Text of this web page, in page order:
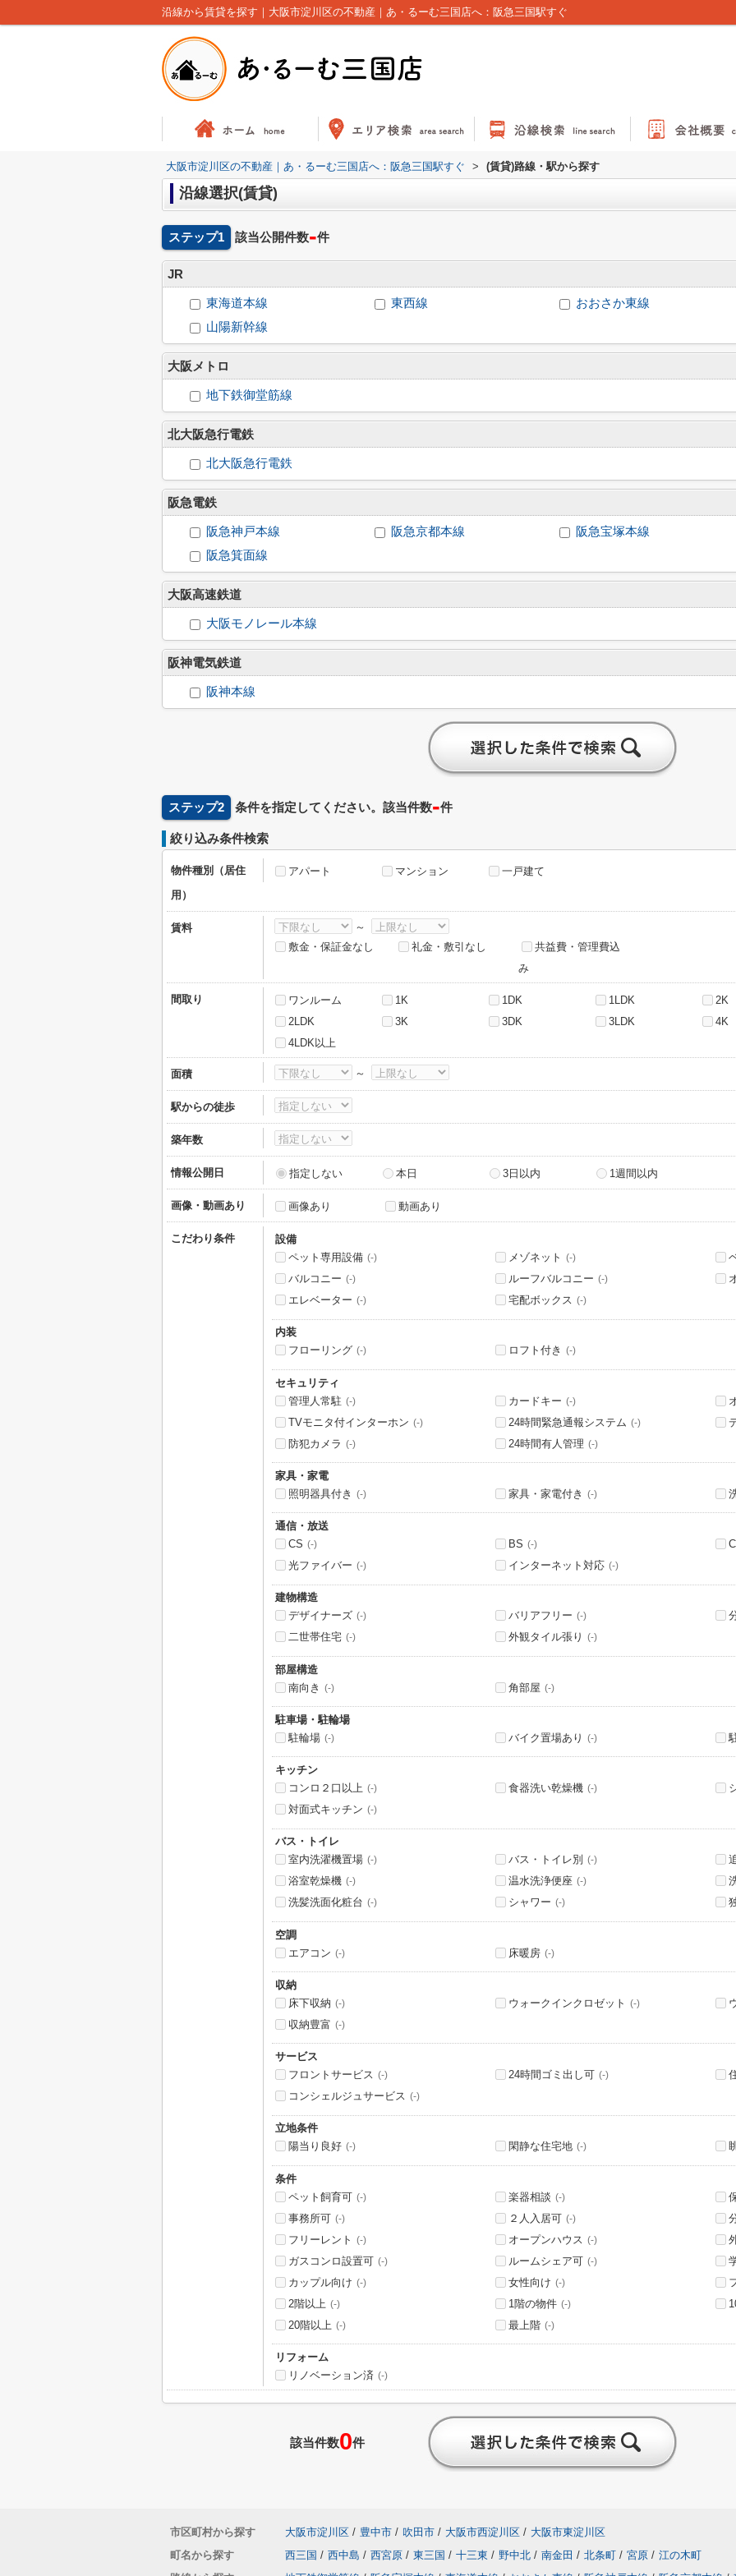
沿線から賃貸を探す｜大阪市淀川区の不動産｜あ・るーむ三国店へ：阪急三国駅すぐ
大阪市淀川区の不動産｜あ・るーむ三国店へ：阪急三国駅すぐ > (賃貸)路線・駅から探す
沿線選択(賃貸)
ステップ1 該当公開件数-件
JR
東海道本線 東西線 おおさか東線
山陽新幹線
大阪メトロ
地下鉄御堂筋線
北大阪急行電鉄
北大阪急行電鉄
阪急電鉄
阪急神戸本線 阪急京都本線 阪急宝塚本線
阪急箕面線
大阪高速鉄道
大阪モノレール本線
阪神電気鉄道
阪神本線
ステップ2 条件を指定してください。該当件数-件
絞り込み条件検索
物件種別（居住
用）
アパート マンション 一戸建て
賃料
～
敷金・保証金なし
礼金・敷引なし
共益費・管理費込
み
間取り ワンルーム 1K 1DK 1LDK 2K
2LDK
3K 3DK 3LDK 4K
4LDK以上
面積 ～
駅からの徒歩
築年数
情報公開日 指定しない 本日 3日以内 1週間以内
画像・動画あり 画像あり 動画あり
こだわり条件
設備
ペット専用設備 (-) メゾネット (-)
バルコニー (-) ルーフバルコニー (-)
エレベーター (-) 宅配ボックス (-)
内装
フローリング (-) ロフト付き (-)
セキュリティ
管理人常駐 (-) カードキー (-)
TVモニタ付インターホン (-) 24時間緊急通報システム (-)
防犯カメラ (-) 24時間有人管理 (-)
家具・家電
照明器具付き
(-) 家具・家電付き (-)
通信・放送
CS (-) BS (-)
光ファイバー (-) インターネット対応 (-)
建物構造
デザイナーズ (-) バリアフリー (-)
二世帯住宅 (-) 外観タイル張り (-)
部屋構造
南向き
(-) 角部屋 (-)
駐車場・駐輪場
駐輪場 (-) バイク置場あり (-)
キッチン
コンロ２口以上 (-) 食器洗い乾燥機 (-)
対面式キッチン (-)
バス・トイレ
室内洗濯機置場 (-) バス・トイレ別 (-)
浴室乾燥機 (-) 温水洗浄便座 (-)
洗髪洗面化粧台 (-) シャワー (-)
空調
エアコン (-) 床暖房 (-)
収納
床下収納 (-) ウォークインクロゼット (-)
収納豊富 (-)
サービス
フロントサービス (-) 24時間ゴミ出し可 (-)
コンシェルジュサービス (-)
立地条件
陽当り良好 (-) 閑静な住宅地 (-)
条件
ペット飼育可 (-) 楽器相談 (-)
事務所可 (-) ２人入居可 (-)
フリーレント (-) オープンハウス (-)
ガスコンロ設置可 (-) ルームシェア可 (-)
カップル向け (-) 女性向け (-)
2階以上 (-) 1階の物件 (-)
20階以上 (-) 最上階 (-)
リフォーム
リノベーション済 (-)
該当件数0件
市区町村から探す 大阪市淀川区 / 豊中市 / 吹田市 / 大阪市西淀川区 / 大阪市東淀川区
町名から探す
西三国 / 西中島 / 西宮原 / 東三国 / 十三東 / 野中北 / 南金田 / 北条町 / 宮原 / 江の木町